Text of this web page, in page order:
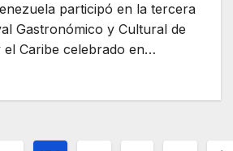
participó en la tercera
Gastronómico y Cultural de
el Caribe celebrado en…